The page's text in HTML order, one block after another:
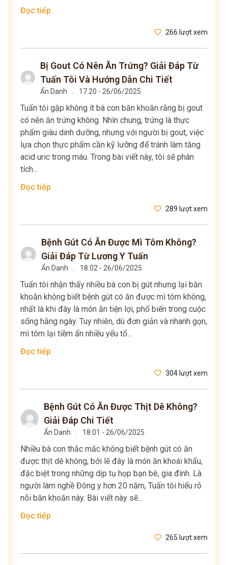
Đọc tiếp
266 lượt xem
Bị Gout Có Nên Ăn Trứng? Giải Đáp Từ
Tuấn Tôi Và Hướng Dẫn Chi Tiết
Ẩn Danh 17:20 - 26/06/2025
Tuấn tôi gặp không ít bà con băn khoăn rằng bị gout
có nên ăn trứng không. Nhìn chung, trứng là thực
phẩm giàu dinh dưỡng, nhưng với người bị gout, việc
lựa chọn thực phẩm cần kỹ lưỡng để tránh làm tăng
acid uric trong máu. Trong bài viết này, tôi sẽ phân
tích...
Đọc tiếp
289 lượt xem
Bệnh Gút Có Ăn Được Mì Tôm Không?
Giải Đáp Từ Lương Y Tuấn
Ẩn Danh 18:02 - 26/06/2025
Tuấn tôi nhận thấy nhiều bà con bị gút nhưng lại băn
khoăn không biết bệnh gút có ăn được mì tôm không,
nhất là khi đây là món ăn tiện lợi, phổ biến trong cuộc
sống hằng ngày. Tuy nhiên, dù đơn giản và nhanh gọn,
mì tôm lại tiềm ẩn nhiều yếu tố...
Đọc tiếp
304 lượt xem
Bệnh Gút Có Ăn Được Thịt Dê Không?
Giải Đáp Chi Tiết
Ẩn Danh 18:01 - 26/06/2025
Nhiều bà con thắc mắc không biết bệnh gút có ăn
được thịt dê không, bởi lẽ đây là món ăn khoái khẩu,
đặc biệt trong những dịp tụ họp bạn bè, gia đình. Là
người làm nghề Đông y hơn 20 năm, Tuấn tôi hiểu rõ
nỗi băn khoăn này. Bài viết này sẽ...
Đọc tiếp
265 lượt xem